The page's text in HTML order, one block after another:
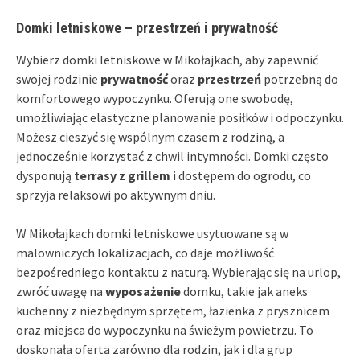
Domki letniskowe – przestrzeń i prywatność
Wybierz domki letniskowe w Mikołajkach, aby zapewnić
swojej rodzinie prywatnośćoraz przestrzeń potrzebną do
komfortowego wypoczynku. Oferują one swobodę,
umożliwiając elastyczne planowanie posiłków i odpoczynku.
Możesz cieszyć się wspólnym czasem z rodziną, a
jednocześnie korzystać z chwil intymności. Domki często
dysponują terrasy z grillem i dostępem do ogrodu, co
sprzyja relaksowi po aktywnym dniu.
W Mikołajkach domki letniskowe usytuowane są w
malowniczych lokalizacjach, co daje możliwość
bezpośredniego kontaktu z naturą. Wybierając się na urlop,
zwróć uwagę na wyposażeniedomku, takie jak aneks
kuchenny z niezbędnym sprzętem, łazienka z prysznicem
oraz miejsca do wypoczynku na świeżym powietrzu. To
doskonała oferta zarówno dla rodzin, jak i dla grup